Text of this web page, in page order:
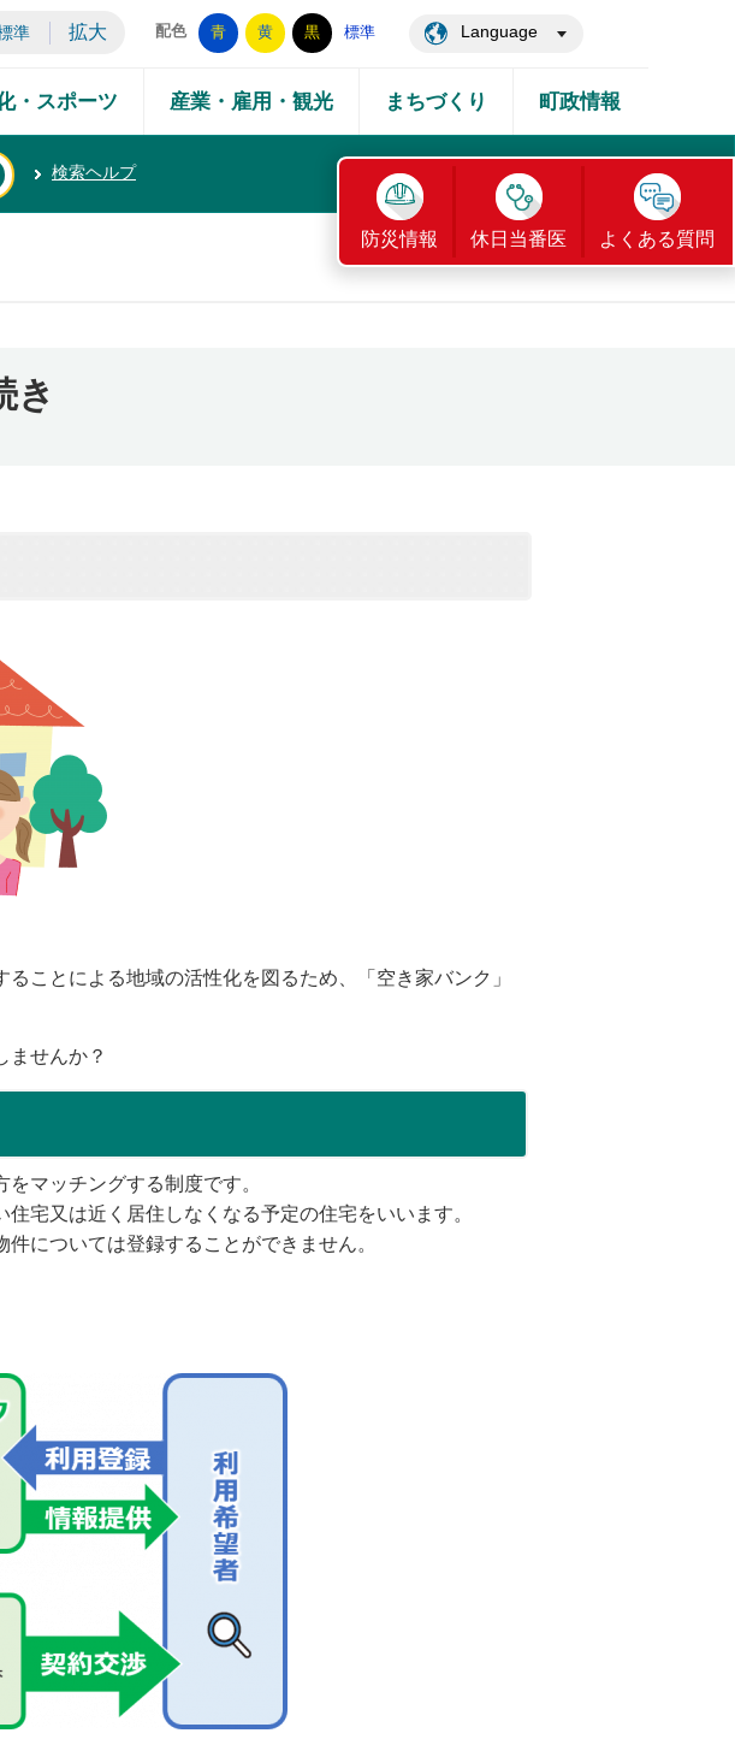
準 拡大 配色 青 黄 黒 標準 Language
・スポーツ 産業・雇用・観光 まちづくり 町政情報
検索ヘルプ
防災情報 休日当番医 よくある質問
き
ことによる地域の活性化を図るため、「空き家バンク」
ませんか？
マッチングする制度です。
宅又は近く居住しなくなる予定の住宅をいいます。
については登録することができません。